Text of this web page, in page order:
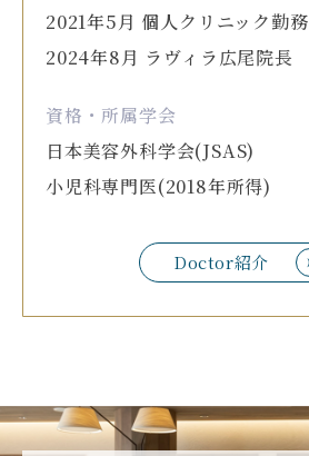
Doctor紹介
2021年5月 個人クリニック勤務
2024年8月 ラヴィラ広尾院長
資格・所属学会
日本美容外科学会(JSAS)
小児科専門医(2018年所得)